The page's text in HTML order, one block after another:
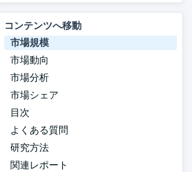
コンテンツへ移動
市場規模
市場動向
市場分析
市場シェア
目次
よくある質問
研究方法
関連レポート